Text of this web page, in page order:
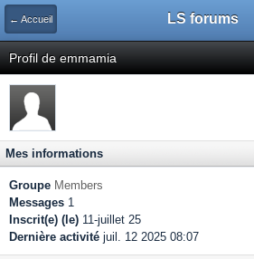
← Accueil LS forums
Profil de emmamia
Mes informations
Groupe Members
Messages 1
Inscrit(e) (le) 11-juillet 25
Dernière activité juil. 12 2025 08:07